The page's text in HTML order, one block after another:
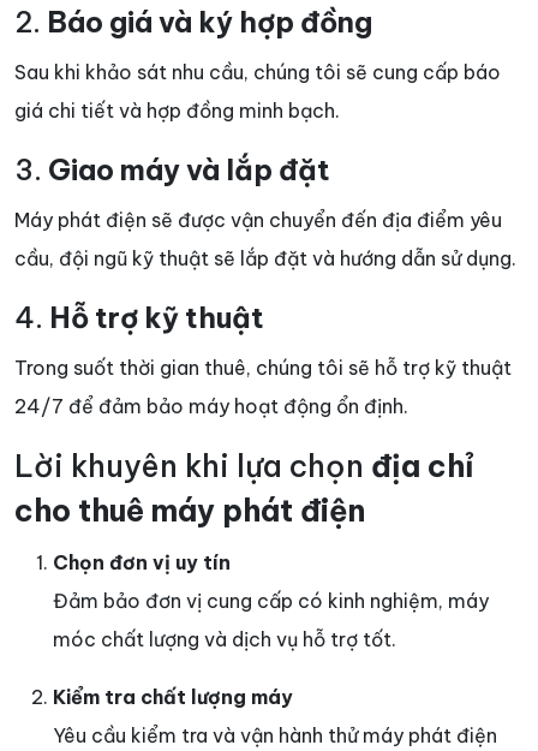
2. Báo giá và ký hợp đồng
Sau khi khảo sát nhu cầu, chúng tôi sẽ cung cấp báo
giá chi tiết và hợp đồng minh bạch.
3. Giao máy và lắp đặt
Máy phát điện sẽ được vận chuyển đến địa điểm yêu
cầu, đội ngũ kỹ thuật sẽ lắp đặt và hướng dẫn sử dụng.
4. Hỗ trợ kỹ thuật
Trong suốt thời gian thuê, chúng tôi sẽ hỗ trợ kỹ thuật
24/7 để đảm bảo máy hoạt động ổn định.
Lời khuyên khi lựa chọn địa chỉ
cho thuê máy phát điện
Chọn đơn vị uy tín
Đảm bảo đơn vị cung cấp có kinh nghiệm, máy
móc chất lượng và dịch vụ hỗ trợ tốt.
Kiểm tra chất lượng máy
Yêu cầu kiểm tra và vận hành thử máy phát điện